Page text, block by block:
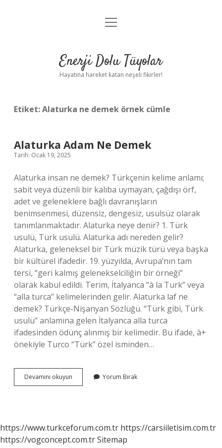
Anasayfa
Yasal Uyarı
menüyü
Enerji Dolu Tüyolar
Hayatına hareket katan neşeli fikirler!
Etiket:Alaturka ne demek örnek cümle
Alaturka Adam Ne Demek
Tarih: Ocak 19, 2025
Alaturka insan ne demek? Türkçenin kelime anlamı;
sabit veya düzenli bir kalıba uymayan, çağdışı örf,
adet ve geleneklere bağlı davranışların
benimsenmesi, düzensiz, dengesiz, usulsüz olarak
tanımlanmaktadır. Alaturka neye denir? 1. Türk
usulü, Türk usulü. Alaturka adı nereden gelir?
Alaturka, geleneksel bir Türk müzik türü veya başka
bir kültürel ifadedir. 19. yüzyılda, Avrupa’nın tam
tersi, “geri kalmış gelenekselciliğin bir örneği”
olarak kabul edildi. Terim, İtalyanca “à la Turk” veya
“alla turca” kelimelerinden gelir. Alaturka laf ne
demek? Türkçe-Nişanyan Sözlüğü. “Türk gibi, Türk
usulü” anlamına gelen İtalyanca alla turca
ifadesinden ödünç alınmış bir kelimedir. Bu ifade, à+
önekiyle Turco “Türk” özel isminden…
Devamını okuyun Alaturka
Adam
Yorum Bırak
https://www.turkceforum.com.tr https://carsiiletisim.com.tr
https://vogconcept.com.trSitemap